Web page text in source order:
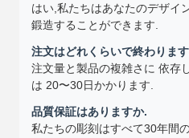
はい,私たちはあなたのデザイ
鍛造することができます.
注文はどれくらいで終わりま
注文量と製品の複雑さに 依存
は 20〜30日かかります.
品質保証はありますか.
私たちの彫刻はすべて30年間